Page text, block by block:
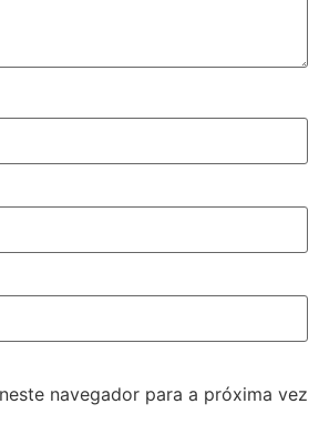
navegador para a próxima vez